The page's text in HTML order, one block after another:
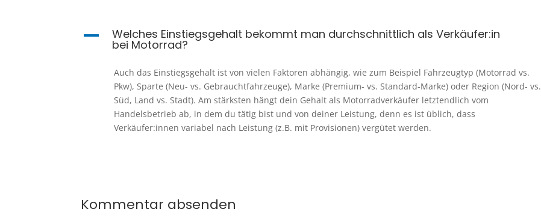
A Welches Einstiegsgehalt bekommt man durchschnittlich als Verkäufer:in
bei Motorrad?
Auch das Einstiegsgehalt ist von vielen Faktoren abhängig, wie zum Beispiel Fahrzeugtyp (Motorrad vs.
Pkw), Sparte (Neu- vs. Gebrauchtfahrzeuge), Marke (Premium- vs. Standard-Marke) oder Region (Nord- vs.
Süd, Land vs. Stadt). Am stärksten hängt dein Gehalt als Motorradverkäufer letztendlich vom
Handelsbetrieb ab, in dem du tätig bist und von deiner Leistung, denn es ist üblich, dass
Verkäufer:innen variabel nach Leistung (z.B. mit Provisionen) vergütet werden.
Kommentar absenden